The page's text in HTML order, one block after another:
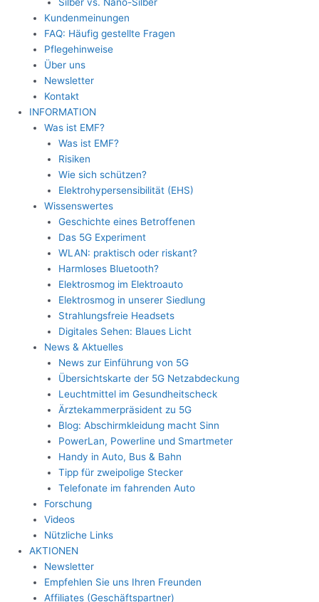
Kundenmeinungen
FAQ: Häufig gestellte Fragen
Pflegehinweise
Über uns
Newsletter
Kontakt
INFORMATION
Was ist EMF?
Was ist EMF?
Risiken
Wie sich schützen?
Elektrohypersensibilität (EHS)
Wissenswertes
Geschichte eines Betroffenen
Das 5G Experiment
WLAN: praktisch oder riskant?
Harmloses Bluetooth?
Elektrosmog im Elektroauto
Elektrosmog in unserer Siedlung
Strahlungsfreie Headsets
Digitales Sehen: Blaues Licht
News & Aktuelles
News zur Einführung von 5G
Übersichtskarte der 5G Netzabdeckung
Leuchtmittel im Gesundheitscheck
Ärztekammerpräsident zu 5G
Blog: Abschirmkleidung macht Sinn
PowerLan, Powerline und Smartmeter
Handy in Auto, Bus & Bahn
Tipp für zweipolige Stecker
Telefonate im fahrenden Auto
Forschung
Videos
Nützliche Links
AKTIONEN
Newsletter
Empfehlen Sie uns Ihren Freunden
Affiliates (Geschäftspartner)